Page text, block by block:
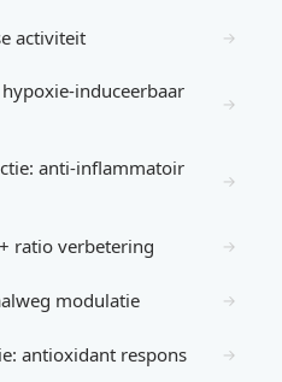
activiteit →
induceerbaar
→
anti-inflammatoir
→
ratio verbetering →
modulatie →
antioxidant respons →